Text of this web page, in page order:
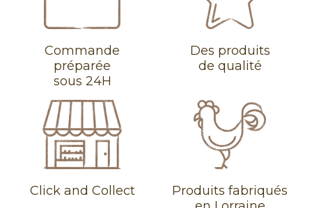
Commande
préparée
sous 24H
Des produits
de qualité
Click and Collect
Produits fabriqués